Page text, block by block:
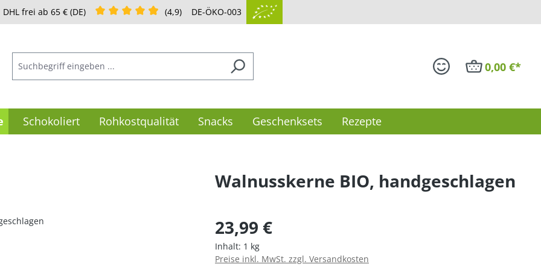
DHL frei ab 65 € (DE) Durchschnittliche Bewertung von 4.91 von 5 Sternen
(4,9) DE-ÖKO-003
0,00 €*
Schokoliert Rohkostqualität Snacks Geschenksets Rezepte
Walnusskerne BIO, handgeschlagen
Regulärer Preis:
23,99 €
Inhalt: 1 kg
Preise inkl. MwSt. zzgl. Versandkosten